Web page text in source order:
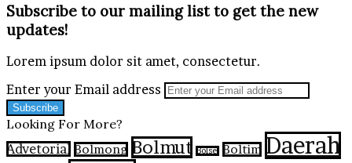
Subscribe to our mailing list to get the new
updates!
Lorem ipsum dolor sit amet, consectetur.
Enter your Email address
Looking For More?
Advetorial Bolmong Bolmut Bolsel Boltim Daerah